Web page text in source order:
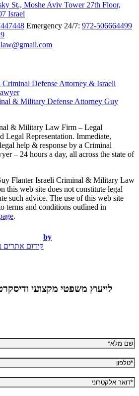
St., Moshe Aviv Tower 27th Floor,
Israel
Emergency 24/7: 972-506664499
Criminal Defense Attorney & Israeli
& Military Defense Attorney Guy
& Military Law Firm – Legal
Legal Representation. Immediate,
help & response by a Criminal
– 24 hours a day, all across the state of
Flanter Israeli Criminal & Military Law
this web site does not constitute legal
such advice. The use of this web site
terms and conditions outlined in
.
by
קידום אתרים
לייעוץ משפטי מקצועי